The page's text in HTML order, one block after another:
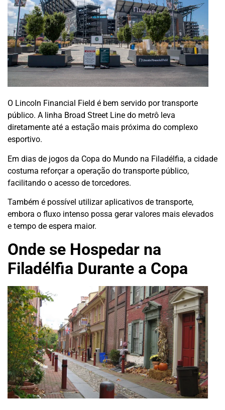
O Lincoln Financial Field é bem servido por transporte
público. A linha Broad Street Line do metrô leva
diretamente até a estação mais próxima do complexo
esportivo.
Em dias de jogos da Copa do Mundo na Filadélfia, a cidade
costuma reforçar a operação do transporte público,
facilitando o acesso de torcedores.
Também é possível utilizar aplicativos de transporte,
embora o fluxo intenso possa gerar valores mais elevados
e tempo de espera maior.
Onde se Hospedar na
Filadélfia Durante a Copa